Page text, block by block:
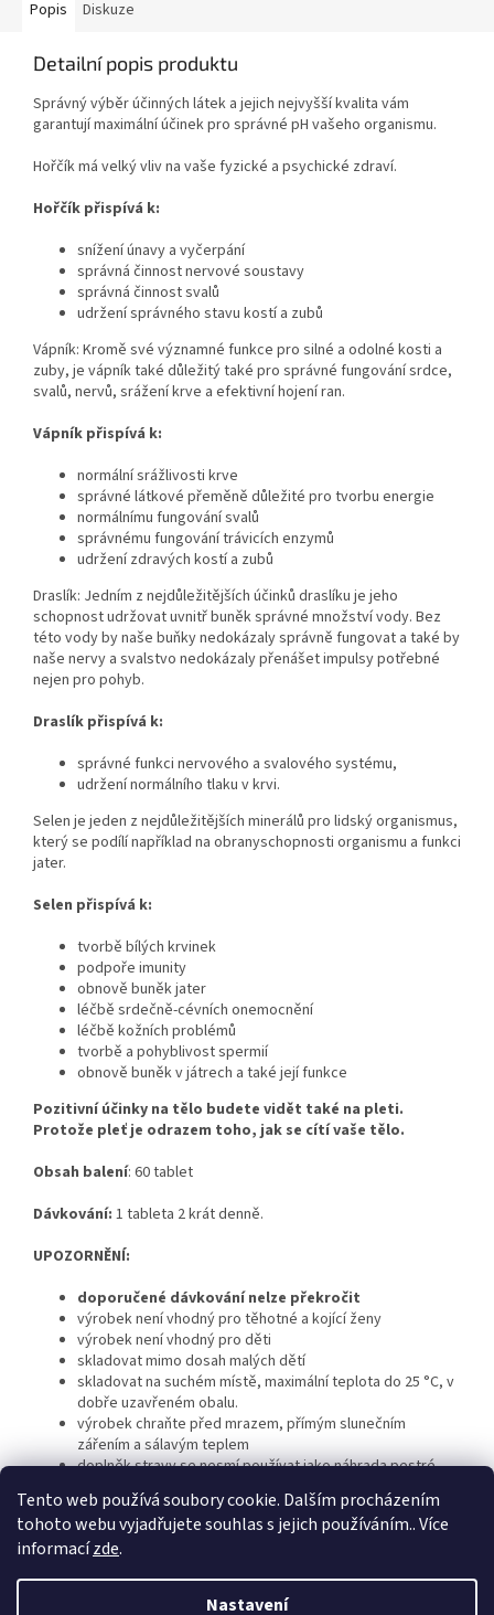
Tento web používá soubory cookie. Dalším procházením
tohoto webu vyjadřujete souhlas s jejich používáním.. Více
informacízde.
Nastavení
Popis Diskuze
Detailní popis produktu
Správný výběr účinných látek a jejich nejvyšší kvalita vám
garantují maximální účinek pro správné pH vašeho organismu.
Hořčík má velký vliv na vaše fyzické a psychické zdraví.
Hořčík přispívá k:
snížení únavy a vyčerpání
správná činnost nervové soustavy
správná činnost svalů
udržení správného stavu kostí a zubů
Vápník: Kromě své významné funkce pro silné a odolné kosti a
zuby, je vápník také důležitý také pro správné fungování srdce,
svalů, nervů, srážení krve a efektivní hojení ran.
Vápník přispívá k:
normální srážlivosti krve
správné látkové přeměně důležité pro tvorbu energie
normálnímu fungování svalů
správnému fungování trávicích enzymů
udržení zdravých kostí a zubů
Draslík: Jedním z nejdůležitějších účinků draslíku je jeho
schopnost udržovat uvnitř buněk správné množství vody. Bez
této vody by naše buňky nedokázaly správně fungovat a také by
naše nervy a svalstvo nedokázaly přenášet impulsy potřebné
nejen pro pohyb.
Draslík přispívá k:
správné funkci nervového a svalového systému,
udržení normálního tlaku v krvi.
Selen je jeden z nejdůležitějších minerálů pro lidský organismus,
který se podílí například na obranyschopnosti organismu a funkci
jater.
Selen přispívá k:
tvorbě bílých krvinek
podpoře imunity
obnově buněk jater
léčbě srdečně-cévních onemocnění
léčbě kožních problémů
tvorbě a pohyblivost spermií
obnově buněk v játrech a také její funkce
Pozitivní účinky na tělo budete vidět také na pleti.
Protože pleť je odrazem toho, jak se cítí vaše tělo.
Obsah balení: 60 tablet
Dávkování: 1 tableta 2 krát denně.
UPOZORNĚNÍ:
doporučené dávkování nelze překročit
výrobek není vhodný pro těhotné a kojící ženy
výrobek není vhodný pro děti
skladovat mimo dosah malých dětí
skladovat na suchém místě, maximální teplota do 25 °C, v
dobře uzavřeném obalu.
výrobek chraňte před mrazem, přímým slunečním
zářením a sálavým teplem
doplněk stravy se nesmí používat jako náhrada pestré